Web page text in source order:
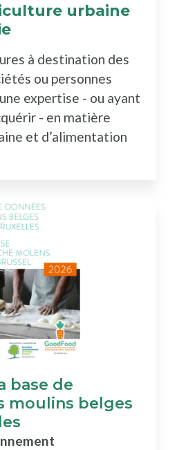
urbaine
à destination des
ou personnes
expertise - ou ayant
- en matière
et d’alimentation
base de
moulins belges